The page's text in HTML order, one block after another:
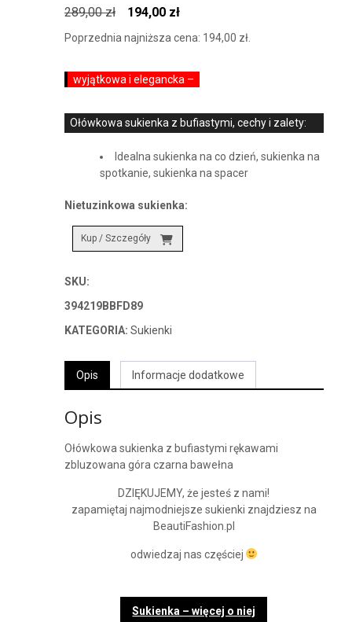
289,00zł
Pierwotna
cena
289,00 zł.
194,00 złAktualna
cena
194,00 zł.
Poprzednia najniższa cena: 194,00 zł.
wyjątkowa i elegancka –
Ołówkowa sukienka z bufiastymi, cechy i zalety:
Idealna sukienka na co dzień, sukienka na
spotkanie, sukienka na spacer
Nietuzinkowa sukienka:
Kup / Szczegóły
SKU:
394219BBFD89
KATEGORIA: Sukienki
Opis Informacje dodatkowe
Opis
Ołówkowa sukienka z bufiastymi rękawami
zbluzowana góra czarna bawełna
DZIĘKUJEMY, że jesteś z nami!
zapamiętaj najmodniejsze sukienki znajdziesz na
BeautiFashion.pl
odwiedzaj nas częściej
Sukienka – więcej o niej